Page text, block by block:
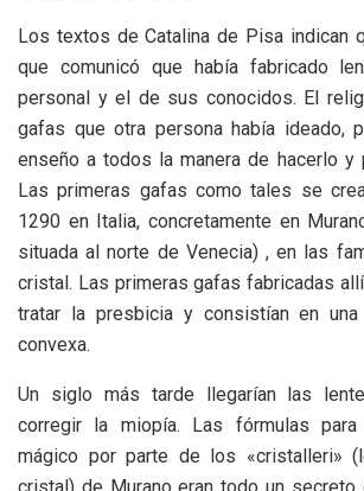
Los textos de Catalina de Pisa indican
que comunicó que había fabricado
personal y el de sus conocidos. El
gafas que otra persona había ideado,
enseño a todos la manera de hacerlo y
Las primeras gafas como tales se
1290 en Italia, concretamente en
situada al norte de Venecia) , en las
cristal. Las primeras gafas fabricadas
tratar la presbicia y consistían en
convexa.
Un siglo más tarde llegarían las
corregir la miopía. Las fórmulas
mágico por parte de los «cristalleri»